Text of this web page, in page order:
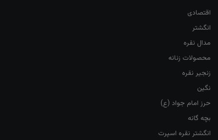
اقتصادی
انگشتر
مدال نقره
محصولات زنانه
زنجیر نقره
نگین
حرز امام جواد (ع)
بچه گانه
انگشتر نقره اسپرت